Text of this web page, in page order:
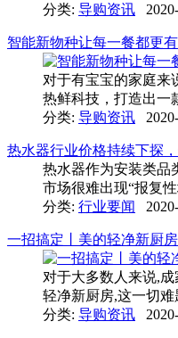
分类: 导购资讯
智能新物种让每一餐都更
对于有宝宝的家庭来
热鲜科技，打造出一
分类: 导购资讯
热水器行业价格持续下探
热水器作为安装类品
市场很难出现“报复
分类: 行业要闻
一招搞定丨美的轻净新厨
对于大多数人来说,
轻净新厨房,这一切
分类: 导购资讯